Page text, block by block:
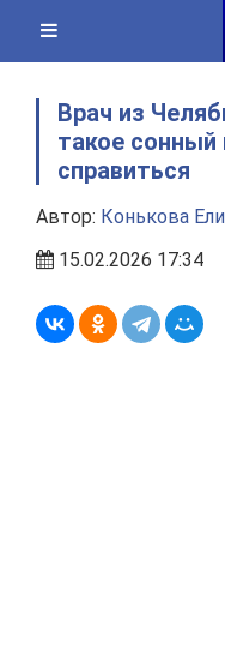
content
Врач из
такое сонный
справиться
Автор: Конькова
15.02.2026 17:34